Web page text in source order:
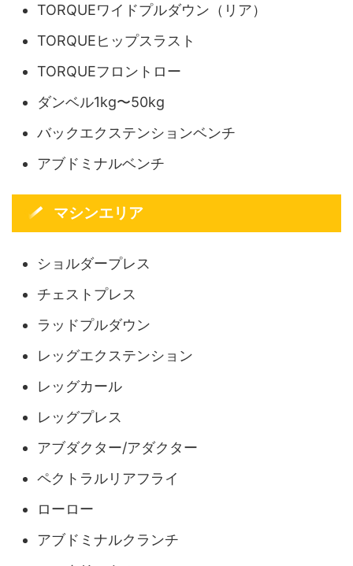
TORQUEワイドプルダウン（リア）
TORQUEヒップスラスト
TORQUEフロントロー
ダンベル1kg〜50kg
バックエクステンションベンチ
アブドミナルベンチ
マシンエリア
ショルダープレス
チェストプレス
ラッドプルダウン
レッグエクステンション
レッグカール
レッグプレス
アブダクター/アダクター
ペクトラルリアフライ
ローロー
アブドミナルクランチ